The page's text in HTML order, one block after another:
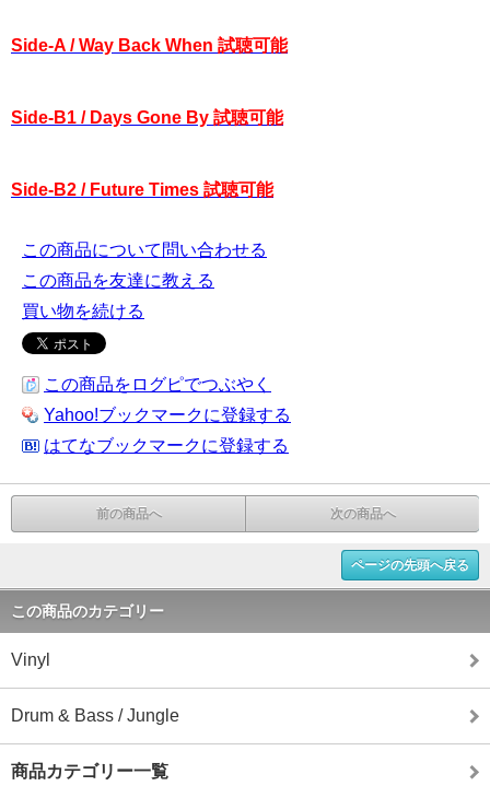
Side-A / Way Back When 試聴可能
Side-B1 / Days Gone By 試聴可能
Side-B2 / Future Times 試聴可能
この商品について問い合わせる
この商品を友達に教える
買い物を続ける
この商品をログピでつぶやく
Yahoo!ブックマークに登録する
はてなブックマークに登録する
前の商品へ 次の商品へ
ページの先頭へ戻る
この商品のカテゴリー
Vinyl
Drum & Bass / Jungle
商品カテゴリー一覧